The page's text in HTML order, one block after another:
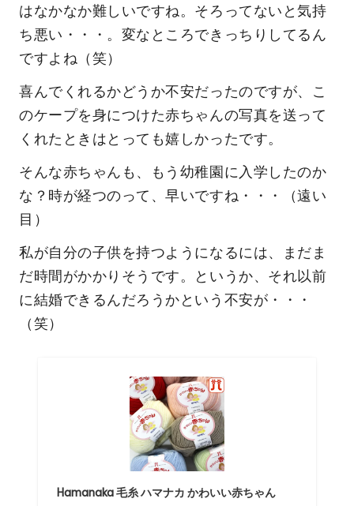
はなかなか難しいですね。そろってないと気持
ち悪い・・・。変なところできっちりしてるん
ですよね（笑）
喜んでくれるかどうか不安だったのですが、こ
のケープを身につけた赤ちゃんの写真を送って
くれたときはとっても嬉しかったです。
そんな赤ちゃんも、もう幼稚園に入学したのか
な？時が経つのって、早いですね・・・（遠い
目）
私が自分の子供を持つようになるには、まだま
だ時間がかかりそうです。というか、それ以前
に結婚できるんだろうかという不安が・・・
（笑）
Hamanaka 毛糸 ハマナカ かわいい赤ちゃん